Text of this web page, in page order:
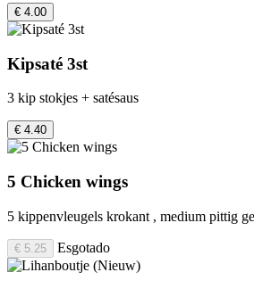
€ 4.00
Kipsaté 3st
3 kip stokjes + satésaus
€ 4.40
5 Chicken wings
5 kippenvleugels krokant , medium pittig
€ 5.25 Esgotado